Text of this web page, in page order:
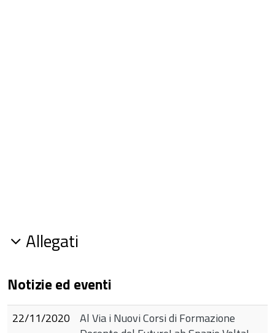
Allegati
Notizie ed eventi
22/11/2020
Al Via i Nuovi Corsi di Formazione